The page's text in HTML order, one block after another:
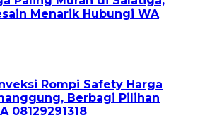
Menarik Hubungi WA
Rompi Safety Harga
Berbagi Pilihan
08129291318